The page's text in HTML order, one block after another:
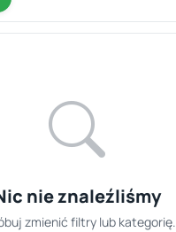
nie znaleźliśmy
zmienić filtry lub kategorię.